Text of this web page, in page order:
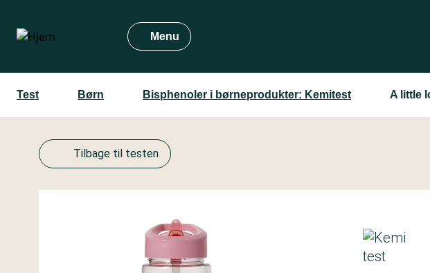
hovedindhold
Menu
Test Børn Bisphenoler i børneprodukter: Kemitest A little
Tilbage til testen